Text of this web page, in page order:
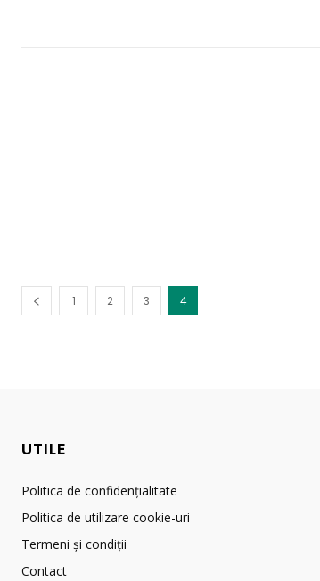
1 2 3 4
UTILE
Politica de confidențialitate
Politica de utilizare cookie-uri
Termeni și condiții
Contact